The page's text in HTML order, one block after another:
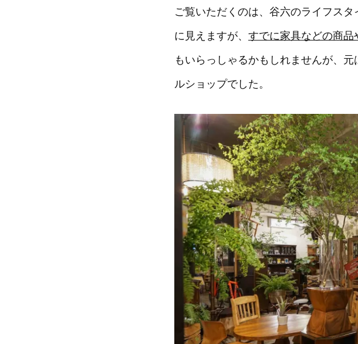
ご覧いただくのは、谷六のライフス
に見えますが、 すでに家具などの商
もいらっしゃるかもしれませんが、
ルショップでした。